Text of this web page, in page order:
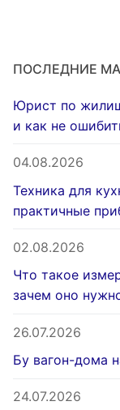
ПОСЛЕДНИЕ
Юрист по
и как не
04.08.2026
Техника для
практичные
02.08.2026
Что такое
зачем оно
26.07.2026
Бу вагон-дома
24.07.2026